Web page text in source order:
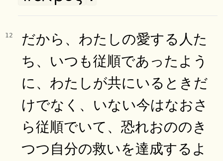
12
だから、わたしの愛する人た
ち、いつも従順であったよう
に、わたしが共にいるときだ
けでなく、いない今はなおさ
ら従順でいて、恐れおののき
つつ自分の救いを達成するよ